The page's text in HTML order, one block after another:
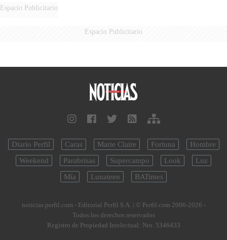
Espacio Publicitario
Espacio Publicitario
Diario Perfil Caras Marie Claire Fortuna
Hombre
Weekend
Parabrisas Supercampo Look
Luz
Mía
Lunateen BATimes
noticias.perfil.com - Editorial Perfil S.A. | © Perfil.com 2006-2026 -
Todos los derechos reservados
Registro de Propiedad Intelectual: Nro. 5346433